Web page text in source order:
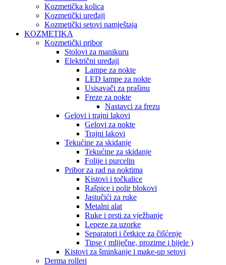
Kozmetička kolica
Kozmetički uređaji
Kozmetički setovi namještaja
KOZMETIKA
Kozmetički pribor
Stolovi za manikuru
Električni uređaji
Lampe za nokte
LED lampe za nokte
Usisavači za prašinu
Freze za nokte
Nastavci za frezu
Gelovi i trajni lakovi
Gelovi za nokte
Trajni lakovi
Tekućine za skidanje
Tekućine za skidanje
Folije i purcelin
Pribor za rad na noktima
Kistovi i točkalice
Rašpice i polir blokovi
Jastučići za ruke
Metalni alat
Ruke i prsti za vježbanje
Lepeze za uzorke
Separatori i četkice za čišćenje
Tipse ( mliječne, prozirne i bijele )
Kistovi za šminkanje i make-up setovi
Derma rolleri